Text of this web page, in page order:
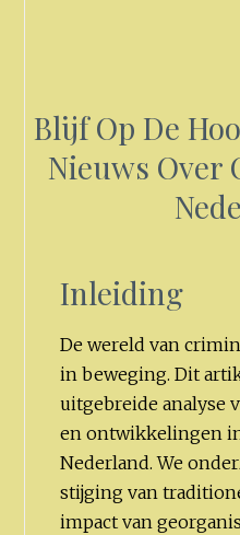
Blijf Op De
Nieuws
Inleiding
De wereld van
in beweging. Dit
uitgebreide analyse
en ontwikkelingen
Nederland. We
stijging van
impact van